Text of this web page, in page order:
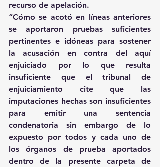
recurso de apelación.
“Cómo se acotó en líneas anteriores
se aportaron pruebas suficientes
pertinentes e idóneas para sostener
la acusación en contra del aquí
enjuiciado por lo que resulta
insuficiente que el tribunal de
enjuiciamiento cite que las
imputaciones hechas son insuficientes
para emitir una sentencia
condenatoria sin embargo de lo
expuesto por todos y cada uno de
los órganos de prueba aportados
dentro de la presente carpeta de